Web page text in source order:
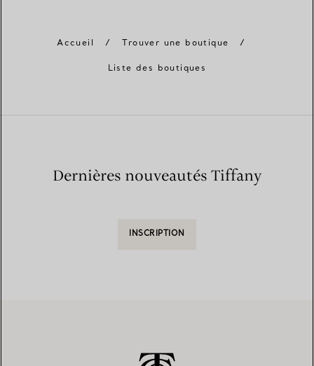
Accueil / Trouver une boutique /
Liste des boutiques
Dernières nouveautés Tiffany
INSCRIPTION